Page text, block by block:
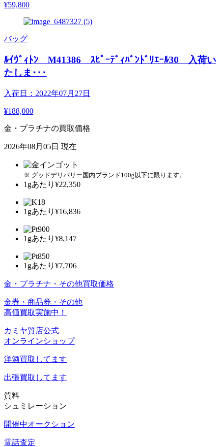
¥59,800
バッグ
ﾙｲｳﾞｨﾄﾝ M41386 ｽﾋﾟｰﾃﾞｨﾊﾞﾝﾄﾞﾘｴｰﾙ30 入荷い
たしま･･･
入荷日：2022年07月27日
¥188,000
金・プラチナの買取価格
2026年08月05日 現在
※ グッドデリバリー国内ブランド100g以下に限ります。
1gあたり ¥22,350
1gあたり ¥16,836
1gあたり ¥8,147
1gあたり ¥7,706
金・プラチナ・その他買取価格
金券・商品券・その他
高価買取実施中！
カミヤ質店公式
オンラインショップ
洋酒買取してます
出張買取 してます
質料
シュミレーション
開催中オークション
電話査定